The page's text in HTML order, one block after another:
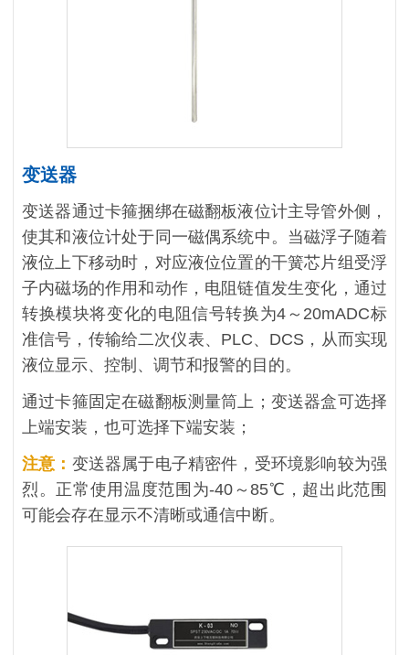
变送器
变送器通过卡箍捆绑在磁翻板液位计主导管外侧，
使其和液位计处于同一磁偶系统中。当磁浮子随着
液位上下移动时，对应液位位置的干簧芯片组受浮
子内磁场的作用和动作，电阻链值发生变化，通过
转换模块将变化的电阻信号转换为4～20mADC标
准信号，传输给二次仪表、PLC、DCS，从而实现
液位显示、控制、调节和报警的目的。
通过卡箍固定在磁翻板测量筒上；变送器盒可选择
上端安装，也可选择下端安装；
注意： 变送器属于电子精密件，受环境影响较为强
烈。正常使用温度范围为-40～85℃，超出此范围
可能会存在显示不清晰或通信中断。